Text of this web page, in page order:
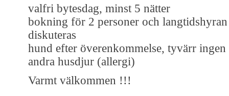
valfri bytesdag, minst 5 nätter
bokning för 2 personer och langtidshyran
diskuteras
hund efter överenkommelse, tyvärr ingen
andra husdjur (allergi)
Varmt välkommen !!!